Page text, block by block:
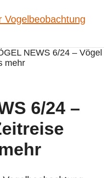
NEWS 6/24 – Vögel
mehr
6/24 –